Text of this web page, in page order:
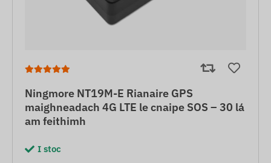
Ningmore NT19M-E Rianaire GPS
maighneadach 4G LTE le cnaipe SOS – 30 lá
am feithimh
I stoc